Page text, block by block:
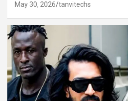
May 30, 2026 tanvitechs